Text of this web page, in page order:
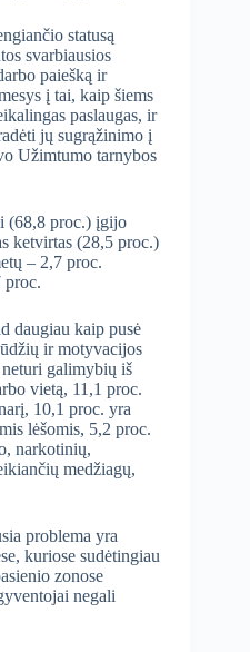
statusą
svarbiausios
paiešką ir
į tai, kaip šiems
paslaugas, ir
jų sugrąžinimo į
Užimtumo tarnybos
(68,8 proc.) įgijo
ketvirtas (28,5 proc.)
– 2,7 proc.
proc.
daugiau kaip pusė
ir motyvacijos
galimybių iš
vietą, 11,1 proc.
10,1 proc. yra
lėšomis, 5,2 proc.
narkotinių,
medžiagų,
problema yra
kuriose sudėtingiau
zonose
negali